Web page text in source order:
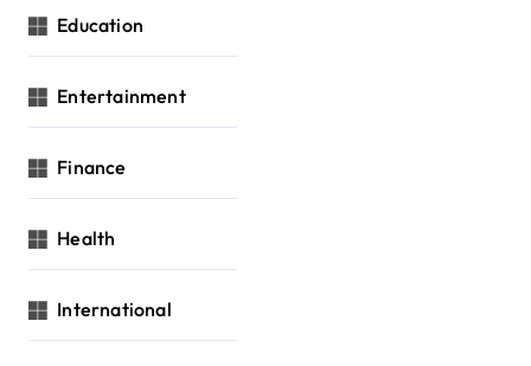
Education
Entertainment
Finance
Health
International